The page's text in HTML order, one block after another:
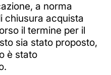
a norma
chiusura acquista
il termine per il
sia stato proposto,
è stato